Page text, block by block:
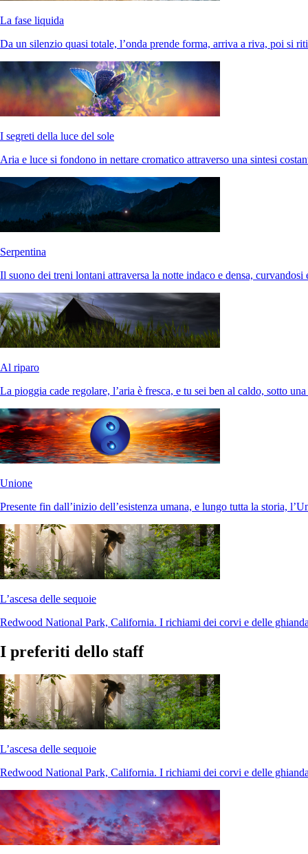
La fase liquida
Da un silenzio quasi totale, l’onda prende forma, arriva a riva, poi si
I segreti della luce del sole
Aria e luce si fondono in nettare cromatico attraverso una sintesi
Serpentina
Il suono dei treni lontani attraversa la notte indaco e densa, curvandosi
Al riparo
La pioggia cade regolare, l’aria è fresca, e tu sei ben al caldo, sotto
Unione
Presente fin dall’inizio dell’esistenza umana, e lungo tutta la storia,
L’ascesa delle sequoie
Redwood National Park, California. I richiami dei corvi e delle
I preferiti dello staff
L’ascesa delle sequoie
Redwood National Park, California. I richiami dei corvi e delle